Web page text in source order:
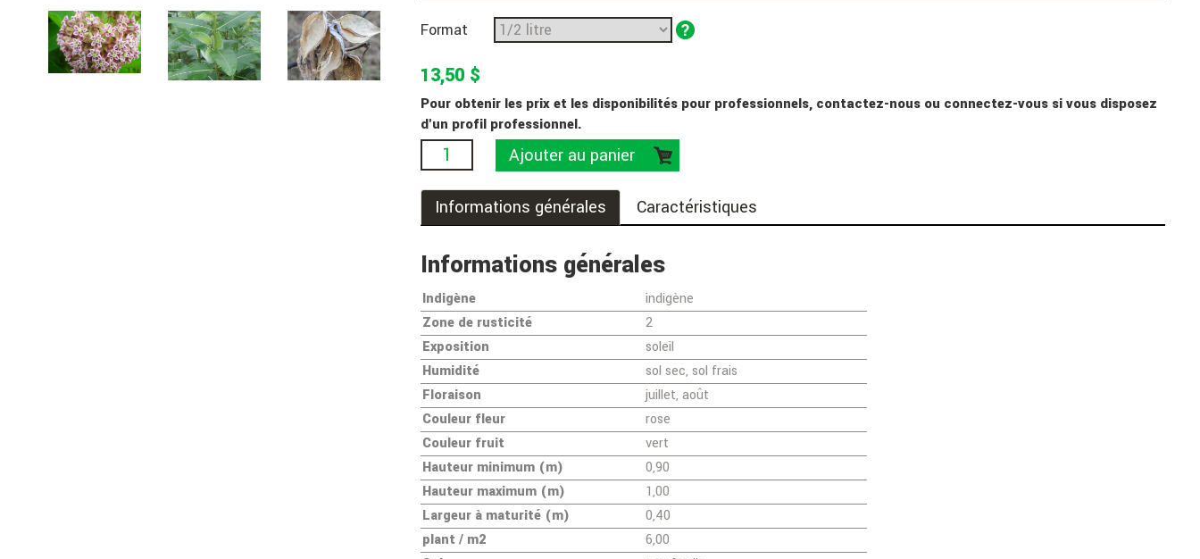
Format
13,50 $
Pour obtenir les prix et les disponibilités pour professionnels, contactez-nous ou connectez-vous si vous disposez
d'un profil professionnel.
Ajouter au panier
Informations générales Caractéristiques
Informations générales
Indigène
indigène
Zone de rusticité
2
Exposition
soleil
Humidité
sol sec, sol frais
Floraison
juillet, août
Couleur fleur
rose
Couleur fruit
vert
Hauteur minimum (m)
0,90
Hauteur maximum (m)
1,00
Largeur à maturité (m)
0,40
plant / m2
6,00